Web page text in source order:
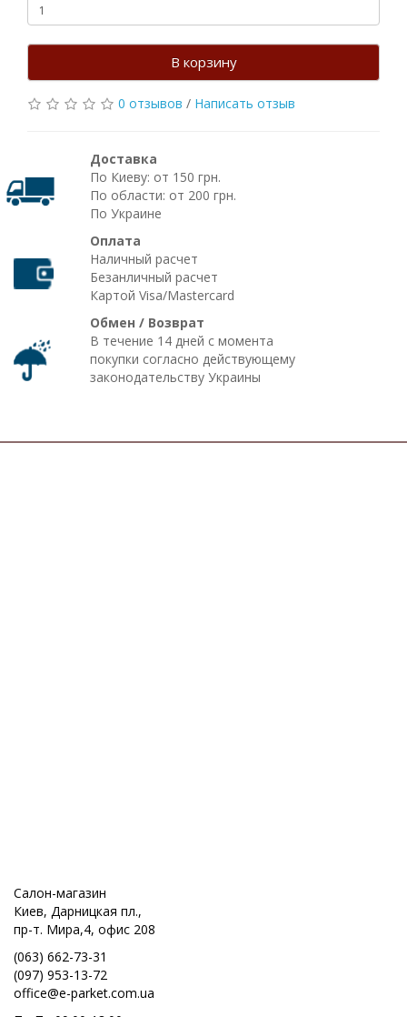
В корзину
0 отзывов / Написать отзыв
Доставка
По Киеву: от 150 грн.
По области: от 200 грн.
По Украине
Оплата
Наличный расчет
Безанличный расчет
Картой Visa/Mastercard
Обмен / Возврат
В течение 14 дней с момента
покупки согласно действующему
законодательству Украины
Салон-магазин
Киев, Дарницкая пл.,
пр-т. Мира,4, офис 208
(063) 662-73-31
(097) 953-13-72
office@e-parket.com.ua